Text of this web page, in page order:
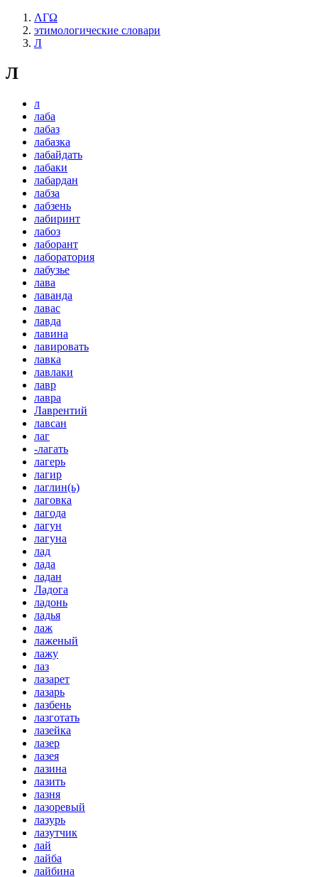
ΛΓΩ
этимологические словари
Л
Л
л
лаба
лабаз
лабазка
лабайдать
лабаки
лабардан
лабза
лабзень
лабиринт
лабоз
лаборант
лаборатория
лабузье
лава
лаванда
лавас
лавда
лавина
лавировать
лавка
лавлаки
лавр
лавра
Лаврентий
лавсан
лаг
-лагать
лагерь
лагир
лаглин(ь)
лаговка
лагода
лагун
лагуна
лад
лада
ладан
Ладога
ладонь
ладья
лаж
лаженый
лажу
лаз
лазарет
лазарь
лазбень
лазготать
лазейка
лазер
лазея
лазина
лазить
лазня
лазоревый
лазурь
лазутчик
лай
лайба
лайбина